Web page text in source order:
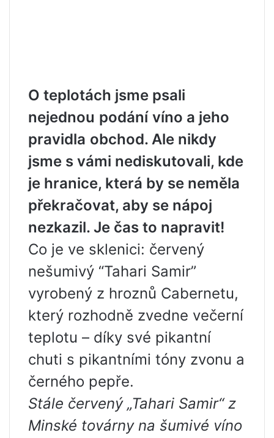
O teplotách jsme psali
nejednou podání víno a jeho
pravidla obchod. Ale nikdy
jsme s vámi nediskutovali, kde
je hranice, která by se neměla
překračovat, aby se nápoj
nezkazil. Je čas to napravit!
Co je ve sklenici: červený
nešumivý “Tahari Samir”
vyrobený z hroznů Cabernetu,
který rozhodně zvedne večerní
teplotu – díky své pikantní
chuti s pikantními tóny zvonu a
černého pepře.
Stále červený „Tahari Samir“ z
Minské továrny na šumivé víno